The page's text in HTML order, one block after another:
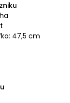
47,5 cm